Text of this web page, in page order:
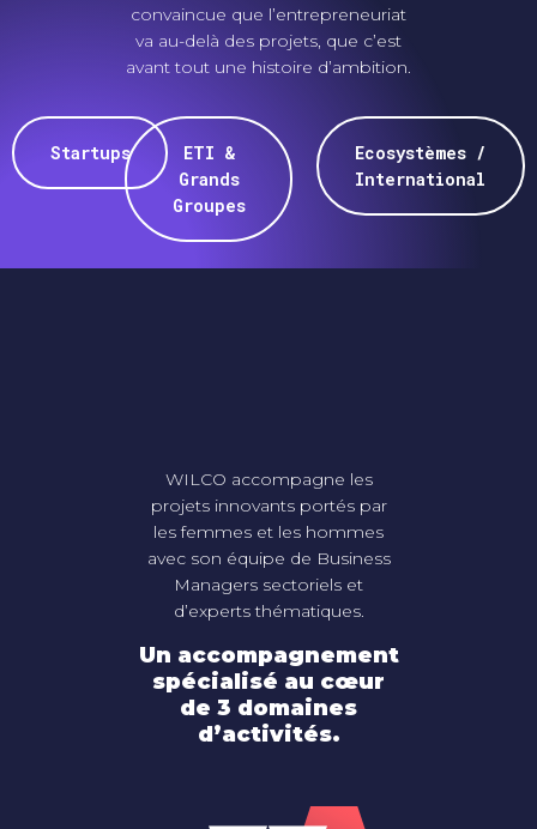
convaincue que l’entrepreneuriat
va au-delà des projets, que c’est
avant tout une histoire d’ambition.
Startups
ETI &
Grands
Groupes
Ecosystèmes /
International
WILCO accompagne les
projets innovants portés par
les femmes et les hommes
avec son équipe de Business
Managers sectoriels et
d’experts thématiques.
Un accompagnement
spécialisé au cœur
de 3 domaines
d’activités.